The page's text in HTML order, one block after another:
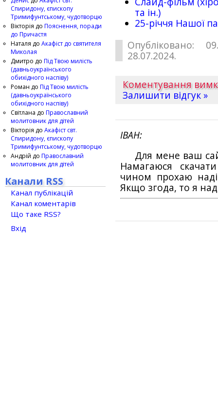
та ін.)
25-рiччя Нашої
Опубліковано:
28.07.2024.
Коментування
Залишити відгук »
ІВАН
Для мене ваш
Намагаюся
чином прохаю
Якщо згода, то я
Спиридону, єпископу
Тримифунтському, чудотворцю
Вікторія до Пояснення, поради
до Причастя
Наталя до Акафіст до святителя
Миколая
Дмитро до Під Твою милість
(давньоукраїнського
обихідного наспіву)
Роман до Під Твою милість
(давньоукраїнського
обихідного наспіву)
Світлана до Православний
молитовник для дітей
Вікторія до Акафіст свт.
Спиридону, єпископу
Тримифунтському, чудотворцю
Андрій до Православний
молитовник для дітей
Канали RSS
Канал публікацій
Канал коментарів
Що таке RSS?
Вхід